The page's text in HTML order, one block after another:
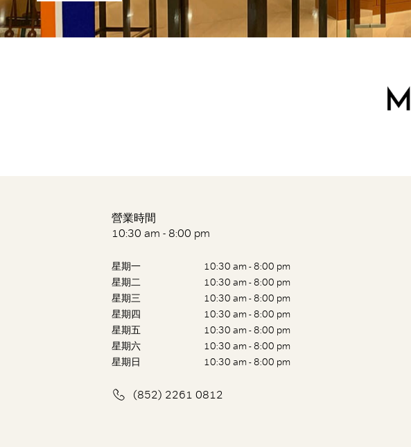
營業時間
10:30 am - 8:00 pm
星期一
10:30 am - 8:00 pm
星期二
10:30 am - 8:00 pm
星期三
10:30 am - 8:00 pm
星期四
10:30 am - 8:00 pm
星期五
10:30 am - 8:00 pm
星期六
10:30 am - 8:00 pm
星期日
10:30 am - 8:00 pm
(852) 2261 0812